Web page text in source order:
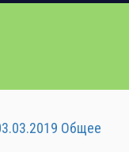
Общее